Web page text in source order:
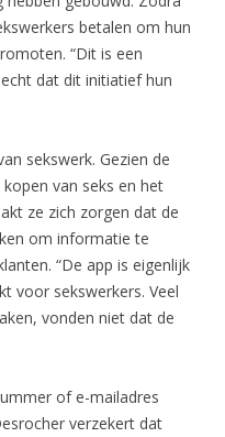
betalen om hun
“Dit is een
dat dit initiatief hun
sekswerk. Gezien de
van seks en het
ze zich zorgen dat de
om informatie te
“De app is eigenlijk
voor sekswerkers. Veel
vonden niet dat de
of e-mailadres
verzekert dat